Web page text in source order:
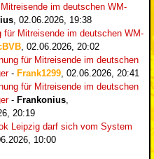
im deutschen WM-
, 02.06.2026, 19:38
für Mitreisende im deutschen WM-
, 02.06.2026, 20:02
für Mitreisende im deutschen
- Frank1299, 02.06.2026, 20:41
für Mitreisende im deutschen
- Frankonius,
20:19
Leipzig darf sich vom System
10:00